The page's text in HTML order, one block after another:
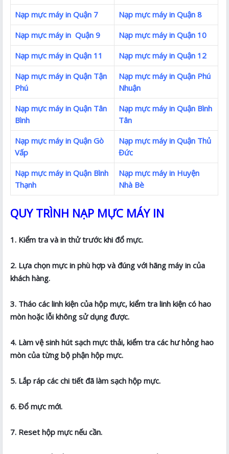
Nạp mực máy in Quận 7
Nạp mực máy in Quận 8
Nạp mực máy in Quận 9
Nạp mực máy in Quận 10
Nạp mực máy in Quận 11
Nạp mực máy in Quận 12
Nạp mực máy in Quận Tận
Phú
Nạp mực máy in Quận Phú
Nhuận
Nạp mực máy in Quận Tân
Bình
Nạp mực máy in Quận Bình
Tân
Nạp mực máy in Quận Gò
Vấp
Nạp mực máy in Quận Thủ
Đức
Nạp mực máy in Quận Bình
Thạnh
Nạp mực máy in Huyện
Nhà Bè
QUY TRÌNH NẠP MỰC MÁY IN
1. Kiểm tra và in thử trước khi đổ mực.
2. Lựa chọn mực in phù hợp và đúng với hãng máy in của
khách hàng.
3. Tháo các linh kiện của hộp mực, kiểm tra linh kiện có hao
mòn hoặc lỗi không sử dụng được.
4. Làm vệ sinh hút sạch mực thải, kiểm tra các hư hỏng hao
mòn của từng bộ phận hộp mực.
5. Lắp ráp các chi tiết đã làm sạch hộp mực.
6. Đổ mực mới.
7. Reset hộp mực nếu cần.